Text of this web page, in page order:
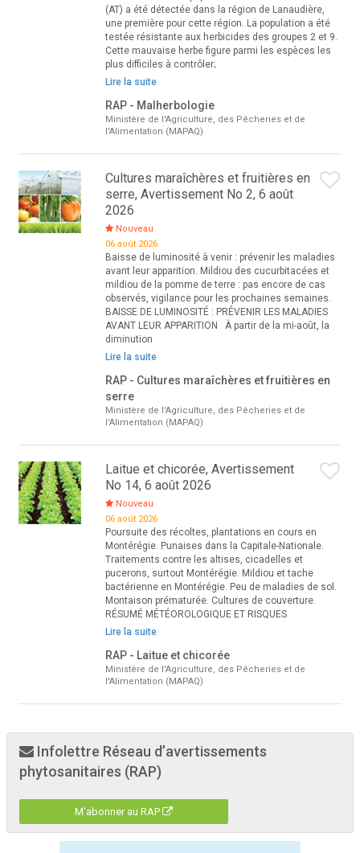
(AT) a été détectée dans la région de Lanaudière,
une première pour cette région. La population a été
testée résistante aux herbicides des groupes 2 et 9.
Cette mauvaise herbe figure parmi les espèces les
plus difficiles à contrôler;
Lire la suite
RAP - Malherbologie
Ministère de l'Agriculture, des Pêcheries et de
l'Alimentation (MAPAQ)
Cultures maraîchères et fruitières en
serre, Avertissement No 2, 6 août
2026
Nouveau
06 août 2026
Baisse de luminosité à venir : prévenir les maladies
avant leur apparition. Mildiou des cucurbitacées et
mildiou de la pomme de terre : pas encore de cas
observés, vigilance pour les prochaines semaines.
BAISSE DE LUMINOSITÉ : PRÉVENIR LES MALADIES
AVANT LEUR APPARITION À partir de la mi-août, la
diminution
Lire la suite
RAP - Cultures maraîchères et fruitières en
serre
Ministère de l'Agriculture, des Pêcheries et de
l'Alimentation (MAPAQ)
Laitue et chicorée, Avertissement
No 14, 6 août 2026
Nouveau
06 août 2026
Poursuite des récoltes, plantations en cours en
Montérégie. Punaises dans la Capitale-Nationale.
Traitements contre les altises, cicadelles et
pucerons, surtout Montérégie. Mildiou et tache
bactérienne en Montérégie. Peu de maladies de sol.
Montaison prématurée. Cultures de couverture.
RÉSUMÉ MÉTÉOROLOGIQUE ET RISQUES
Lire la suite
RAP - Laitue et chicorée
Ministère de l'Agriculture, des Pêcheries et de
l'Alimentation (MAPAQ)
Infolettre Réseau d’avertissements
phytosanitaires (RAP)
M'abonner au RAP